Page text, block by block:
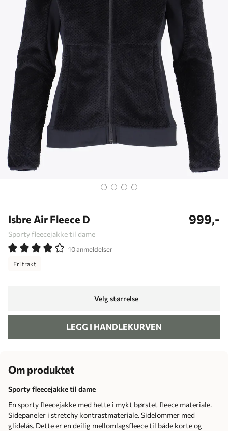
Isbre Air Fleece D
Sporty fleecejakke til dame
999,-
10 anmeldelser
Fri frakt
Velg størrelse
LEGG I HANDLEKURVEN
Om produktet
Sporty fleecejakke til dame
En sporty fleecejakke med hette i mykt børstet fleece materiale.
Sidepaneler i stretchy kontrastmateriale. Sidelommer med
glidelås. Dette er en deilig mellomlagsfleece til både korte og